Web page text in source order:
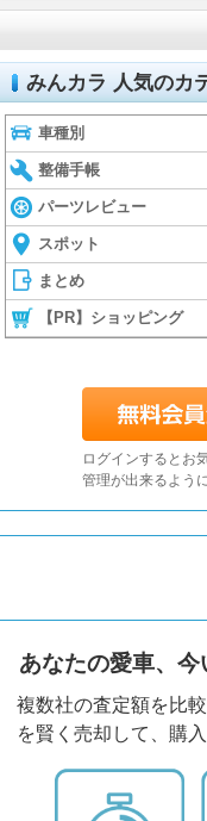
みんカラ 人気のカ
車種別
整備手帳
パーツレビュー
スポット
まとめ
【PR】ショッピング
ログインするとお
管理が出来るよう
あなたの愛車、今
複数社の査定額を比
を賢く売却して、購